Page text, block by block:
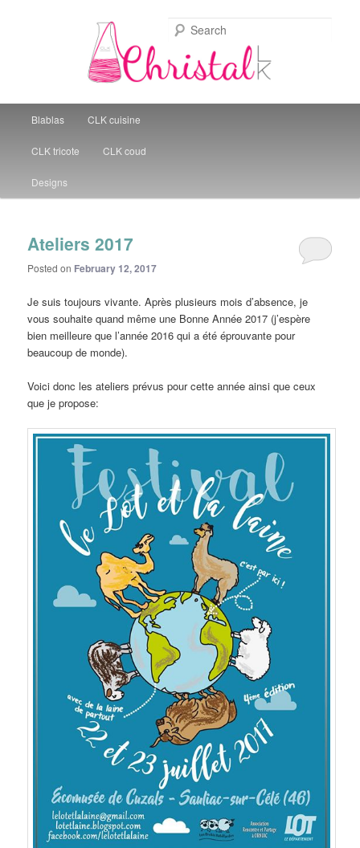
Christal Little Kitchen
Skip to primary content
Skip to secondary content
Blablas CLK cuisine
CLK tricote CLK coud
Designs
Ateliers 2017
Posted on February 12, 2017
Je suis toujours vivante. Après plusieurs mois d’absence, je
vous souhaite quand même une Bonne Année 2017 (j’espère
bien meilleure que l’année 2016 qui a été éprouvante pour
beaucoup de monde).
Voici donc les ateliers prévus pour cette année ainsi que ceux
que je propose: